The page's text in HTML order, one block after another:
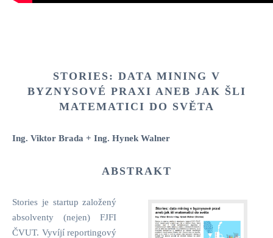
STORIES: DATA MINING V
BYZNYSOVÉ PRAXI ANEB JAK ŠLI
MATEMATICI DO SVĚTA
Ing. Viktor Brada + Ing. Hynek Walner
ABSTRAKT
Stories je startup založený
absolventy (nejen) FJFI
ČVUT. Vyvíjí reportingový